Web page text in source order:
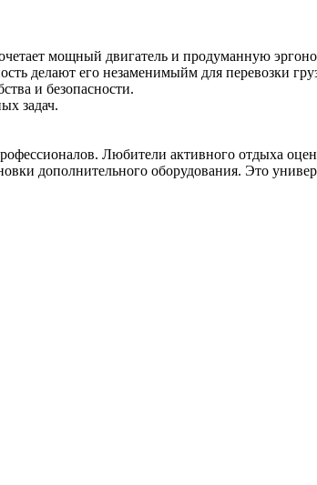
мощный двигатель и продуманную
делают его незаменимыйм для перевозки
и безопасности.
задач.
Любители активного отдыха
дополнительного оборудования. Это